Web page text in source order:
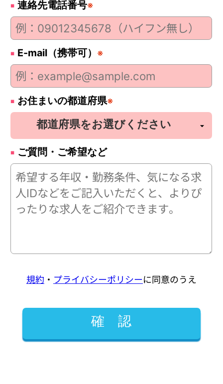
連絡先電話番号※
E-mail（携帯可） ※
お住まいの都道府県※
ご質問・ご希望など
規約 ・ プライバシーポリシーに同意のうえ